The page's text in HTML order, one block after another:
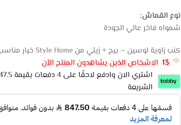
نوع القماش:
شمواه فاخر عالي الجودة
كنب زاوية لوسين – بيج + زيتي من Style Home خيار مناسب لمن يبحث عن كنب زاوية عملي
13 الاشخاص الذين يشاهدون المنتج الأن
الشريعة